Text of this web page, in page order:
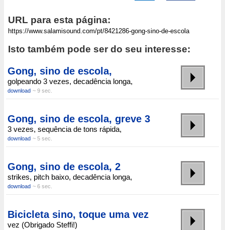
URL para esta página:
Isto também pode ser do seu interesse:
Gong, sino de escola,
golpeando 3 vezes, decadência longa,
download ~ 9 sec.
Gong, sino de escola, greve 3
3 vezes, sequência de tons rápida,
download ~ 5 sec.
Gong, sino de escola, 2
strikes, pitch baixo, decadência longa,
download ~ 6 sec.
Bicicleta sino, toque uma vez
vez (Obrigado Steffi!)